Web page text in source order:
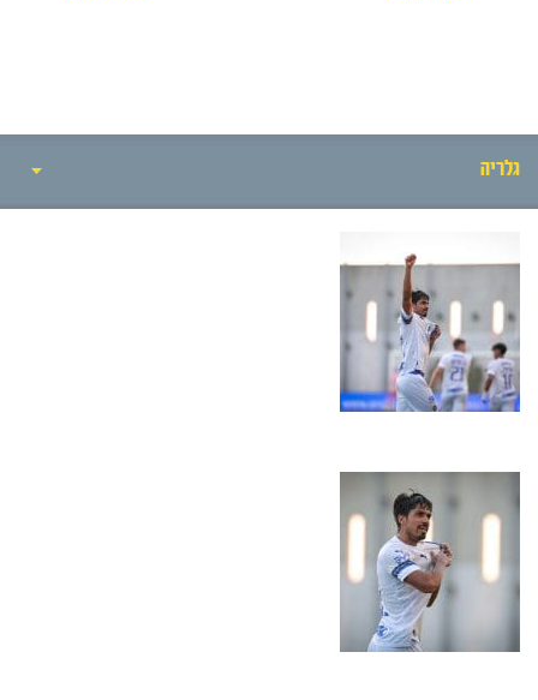
חדשות
גלריה
אירועי המשחק
סיקור המשחק
הרכבים
גלריה